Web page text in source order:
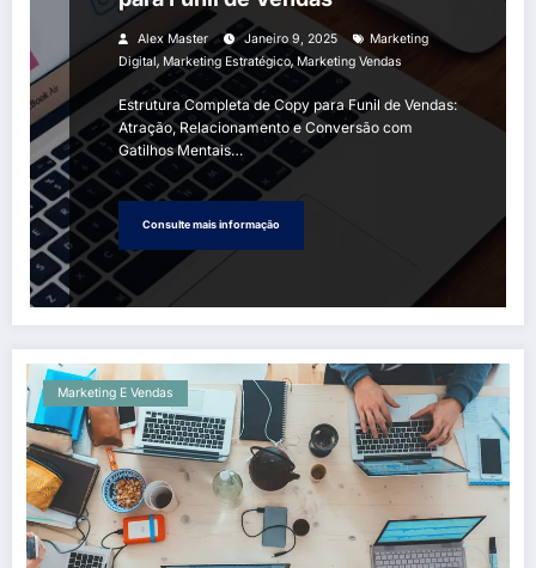
Alex Master Janeiro 9, 2025
Marketing
Digital, Marketing Estratégico, Marketing Vendas
Estrutura Completa de Copy para Funil de Vendas:
Atração, Relacionamento e Conversão com
Gatilhos Mentais…
Consulte mais informação
Marketing E Vendas